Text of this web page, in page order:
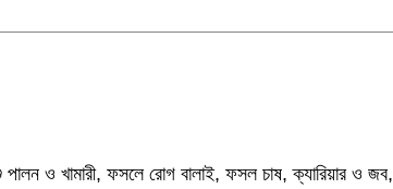
পালন ও খামারী, ফসলে রোগ বালাই, ফসল চাষ, ক্যারিয়ার ও জব,